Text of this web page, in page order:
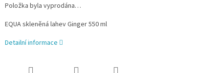
Položka byla vyprodána…
EQUA skleněná lahev Ginger 550 ml
Detailní informace